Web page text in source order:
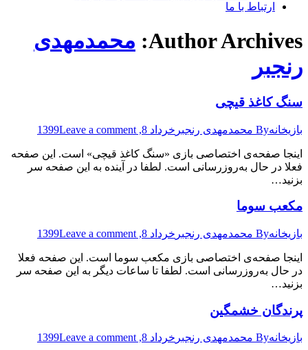
ارتباط با ما
Author Archives: محمدمهدی
رنجبر
سنگ کاغذ قیچی
بازیخانهBy محمدمهدی رنجبر خرداد 8, 1399 Leave a comment
اینجا صفحه‌ی اختصاصی بازی «سنگ کاغذ قیچی» است. این صفحه
فعلا در حال به‌روزرسانی است. لطفا در آینده به این صفحه سر
بزنید…
مکعب سوما
بازیخانهBy محمدمهدی رنجبر خرداد 8, 1399 Leave a comment
اینجا صفحه‌ی اختصاصی بازی مکعب سوما است. این صفحه فعلا
در حال به‌روزرسانی است. لطفا تا ساعات دیگر به این صفحه سر
بزنید…
پرندگان خشمگین
بازیخانهBy محمدمهدی رنجبر خرداد 8, 1399 Leave a comment